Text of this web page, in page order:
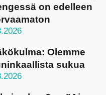
on edelleen
Olemme
sukua